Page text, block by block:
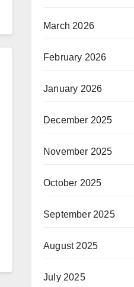
March 2026
February 2026
January 2026
December 2025
November 2025
October 2025
September 2025
August 2025
July 2025